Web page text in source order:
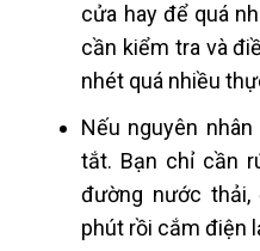
cửa hay để quá
cần kiểm tra và
nhét quá nhiều
Nếu nguyên
tắt. Bạn chỉ cần
đường nước
phút rồi cắm điện